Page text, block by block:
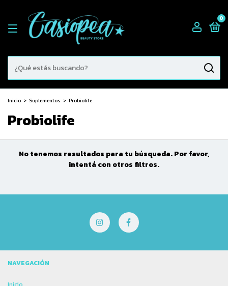
0
Inicio > Suplementos > Probiolife
Probiolife
No tenemos resultados para tu búsqueda. Por favor,
intentá con otros filtros.
NAVEGACIÓN